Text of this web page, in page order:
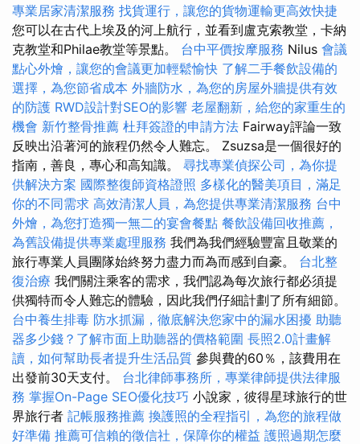
專業居家清潔服務 找貨運行，讓您的貨物運輸更高效快捷
您可以在古代上埃及的河上航行，並看到盧克索教堂，卡納
克教堂和Philae教堂等景點。 台中平價按摩服務 Nilus 會議
點心外燴，讓您的會議更加輕鬆愉快 了解二手餐飲設備的
選擇，為您節省成本 外牆防水，為您的房屋外牆提供有效
的防護 RWD設計對SEO的影響 老屋翻新，給您的家重生的
機會 新竹整骨推薦 杜拜簽證的申請方法 Fairway評論一致
反映出沿著河的旅程仍然令人難忘。 Zsuzsa是一個很好的
指南，善良，專心和高知識。 尋找專業偵探公司，為你提
供解決方案 國際整復師資格證照 多樣化的醫美項目，滿足
你的不同需求 高效清潔人員，為您提供專業清潔服務 台中
外燴，為您打造獨一無二的宴會餐點 餐飲設備回收推薦，
為舊設備提供專業處理服務 我們為我們經驗豐富且敬業的
旅行專業人員團隊始終努力盡力而為而感到自豪。 台北整
復治療 我們關注乘客的需求，我們認為每次旅行都必須提
供獨特而令人難忘的體驗，因此我們仔細計劃了所有細節。
台中養生排毒 防水抓漏，徹底解決您家中的漏水困擾 助聽
器多少錢？了解市面上助聽器的價格範圍 長照2.0計畫解
讀，如何幫助長者提升生活品質 參與費的60％，該費用在
出發前30天支付。 台北律師事務所，專業律師提供法律服
務 掌握On-Page SEO優化技巧 小說家，彼得星球旅行的世
界旅行者 記帳服務推薦 換護照的全程指引，為您的旅程做
好準備 推薦可信賴的徵信社，保障你的權益 護照過期怎麼